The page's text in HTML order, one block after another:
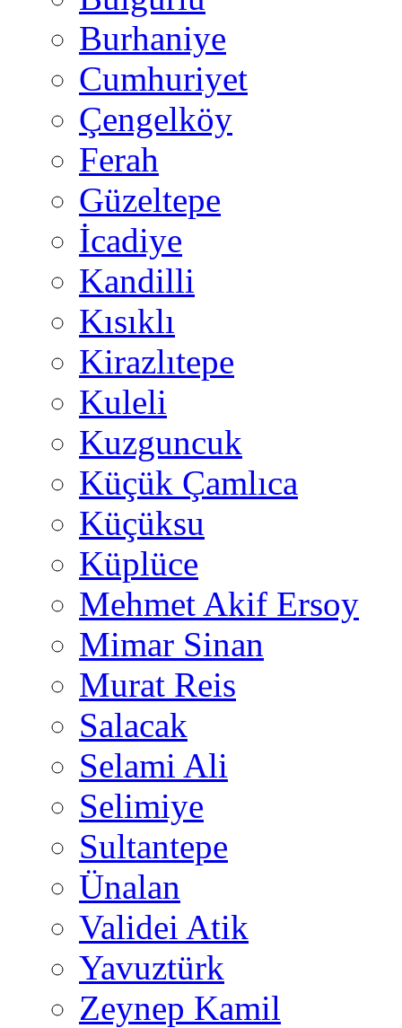
Burhaniye
Cumhuriyet
Çengelköy
Ferah
Güzeltepe
İcadiye
Kandilli
Kısıklı
Kirazlıtepe
Kuleli
Kuzguncuk
Küçük Çamlıca
Küçüksu
Küplüce
Mehmet Akif Ersoy
Mimar Sinan
Murat Reis
Salacak
Selami Ali
Selimiye
Sultantepe
Ünalan
Validei Atik
Yavuztürk
Zeynep Kamil